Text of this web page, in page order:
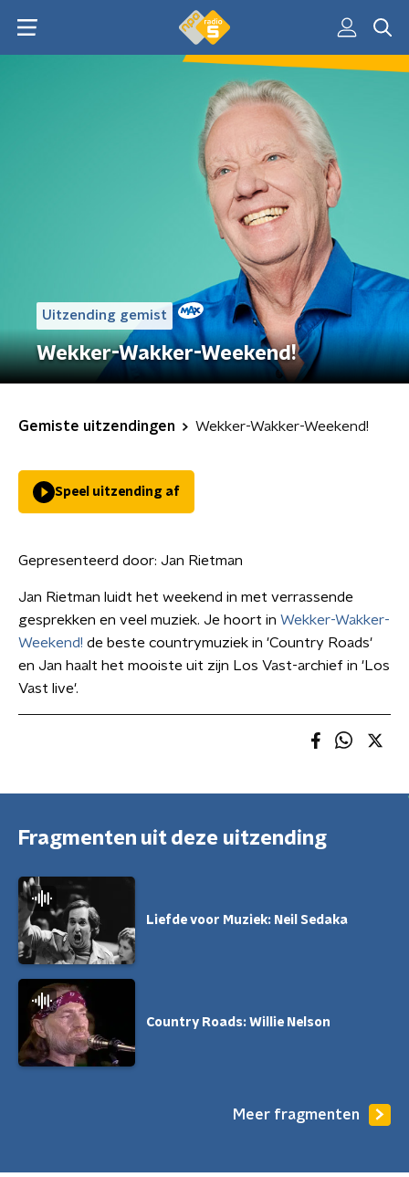
Uitzending gemist
Wekker-Wakker-Weekend!
Gemiste uitzendingen Wekker-Wakker-Weekend!
Speel uitzending af
Gepresenteerd door: Jan Rietman
Jan Rietman luidt het weekend in met verrassende
gesprekken en veel muziek. Je hoort in Wekker-Wakker-
Weekend! de beste countrymuziek in 'Country Roads'
en Jan haalt het mooiste uit zijn Los Vast-archief in 'Los
Vast live'.
Fragmenten uit deze uitzending
Liefde voor Muziek: Neil Sedaka
Country Roads: Willie Nelson
Meer fragmenten